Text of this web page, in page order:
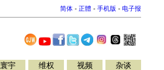
简体 - 正體 - 手机版 - 电子报
寰宇 维权 视频 杂谈